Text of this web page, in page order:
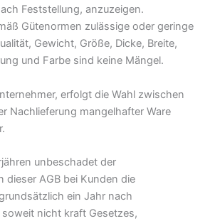
Feststellung, anzuzeigen.
Gütenormen zulässige oder geringe
Gewicht, Größe, Dicke, Breite,
und Farbe sind keine Mängel.
erfolgt die Wahl zwischen
Nachlieferung mangelhafter Ware
unbeschadet der
dieser AGB bei Kunden die
ein Jahr nach
nicht kraft Gesetzes,